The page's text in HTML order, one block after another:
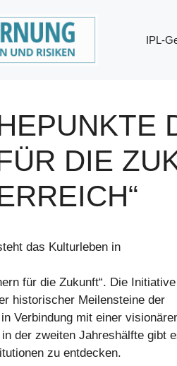
IPL-
DIE
das Kulturleben in
für die Zukunft“. Die Initiative
historischer Meilensteine der
Verbindung mit einer
der zweiten Jahreshälfte gibt
zu entdecken.